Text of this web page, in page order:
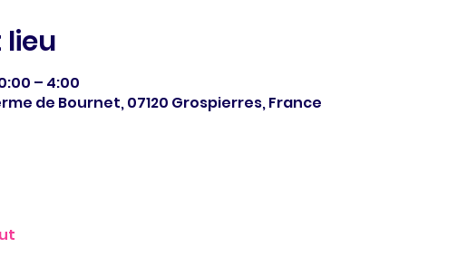
lieu
– 4:00
de Bournet, 07120 Grospierres, France